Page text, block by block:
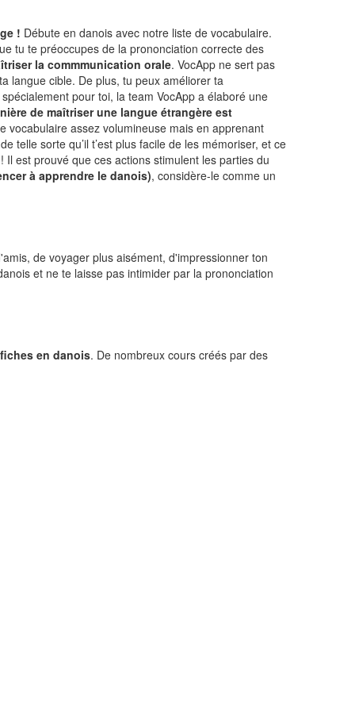
! Débute en danois avec notre liste de vocabulaire.
tu te préoccupes de la prononciation correcte des
la commmunication orale. VocApp ne sert pas
langue cible. De plus, tu peux améliorer ta
pour toi, la team VocApp a élaboré une
de maîtriser une langue étrangère est
vocabulaire assez volumineuse mais en apprenant
telle sorte qu’il t’est plus facile de les mémoriser, et ce
! Il est prouvé que ces actions stimulent les parties du
à apprendre le danois), considère-le comme un
de voyager plus aisément, d'impressionner ton
et ne te laisse pas intimider par la prononciation
en danois. De nombreux cours créés par des